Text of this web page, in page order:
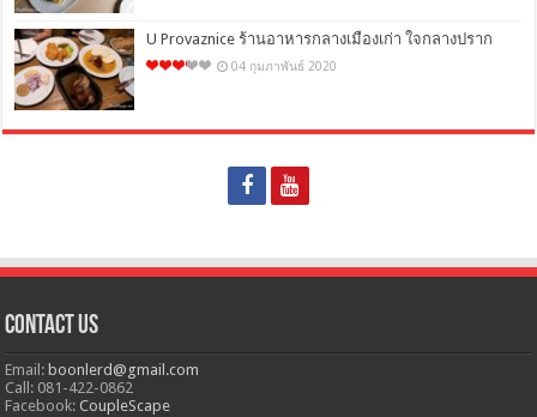
U Provaznice ร้านอาหารกลางเมืองเก่า ใจกลางปราก
04 กุมภาพันธ์ 2020
Contact Us
Email: boonlerd@gmail.com
Call: 081-422-0862
Facebook:CoupleScape